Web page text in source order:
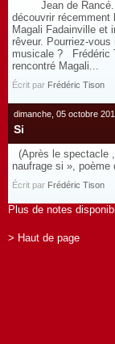
Jean de Rancé. -.
découvrir récemment
Magali Fadainville et
rêveur. Pourriez-
musicale ? Frédéric
rencontré Magali...
Écrit par Frédéric Tison
dimanche, 05 octobre
Si
(Après le
naufrage si », poème
Écrit par Frédéric Tison
Plus de notes
> Haut de page